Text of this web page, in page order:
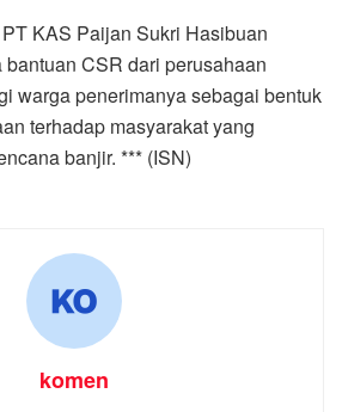
KAS Paijan Sukri Hasibuan
CSR dari perusahaan
warga penerimanya sebagai bentuk
terhadap masyarakat yang
banjir. *** (ISN)
komen